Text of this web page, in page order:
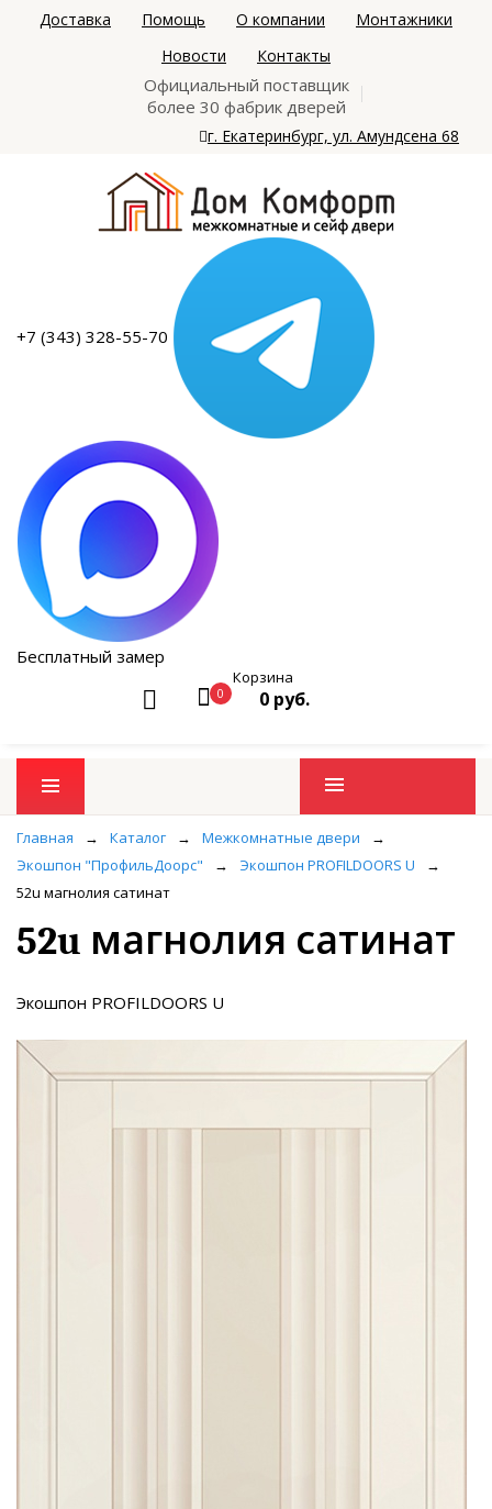
Доставка Помощь О компании
Монтажники
Новости
Контакты
Официальный поставщик
более 30 фабрик дверей
г. Екатеринбург, ул. Амундсена 68
+7 (343) 328-55-70
Бесплатный замер
0
Корзина
0 руб.
Промо товары
Главная → Каталог → Межкомнатные двери
→
Экошпон "ПрофильДоорс"
→ Экошпон PROFILDOORS U
→
52u магнолия сатинат
52u магнолия сатинат
Экошпон PROFILDOORS U